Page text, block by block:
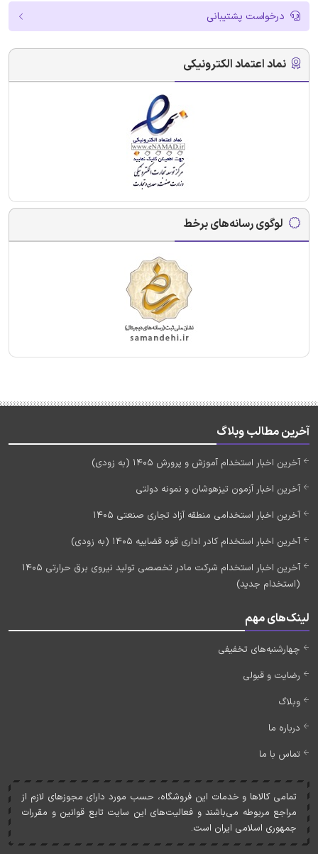
درخواست پشتیبانی
نماد اعتماد الکترونیکی
لوگوی رسانه‌های برخط
آخرین مطالب وبلاگ
آخرین اخبار استخدام آموزش و پرورش 1405 (به زودی)
آخرین اخبار آزمون تیزهوشان و نمونه دولتی
آخرین اخبار استخدامی منطقه آزاد تجاری صنعتی 1405
آخرین اخبار استخدام کادر اداری قوه قضاییه 1405 (به زودی)
آخرین اخبار استخدام شرکت مادر تخصصی تولید نیروی برق حرارتی 1405
(استخدام جدید)
لینک‌های مهم
چهارشنبه‌های تخفیفی
رضایت و قبولی
وبلاگ
درباره ما
تماس با ما
تمامی کالاها و خدمات اين فروشگاه، حسب مورد دارای مجوزهای لازم از
مراجع مربوطه می‌باشند و فعاليت‌های اين سايت تابع قوانين و مقررات
جمهوری اسلامی ايران است.